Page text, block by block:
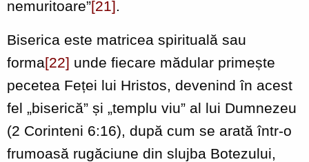
nemuritoare”[21].
Biserica este matricea spirituală sau
forma[22] unde fiecare mădular primește
pecetea Feței lui Hristos, devenind în acest
fel „biserică” și „templu viu” al lui Dumnezeu
(2 Corinteni 6:16), după cum se arată într-o
frumoasă rugăciune din slujba Botezului,